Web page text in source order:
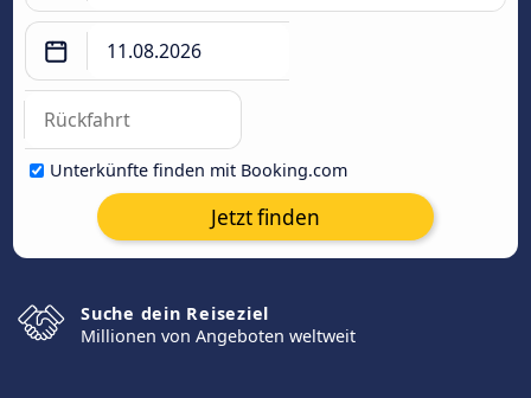
Unterkünfte finden mit Booking.com
Jetzt finden
Suche dein Reiseziel
Millionen von Angeboten weltweit